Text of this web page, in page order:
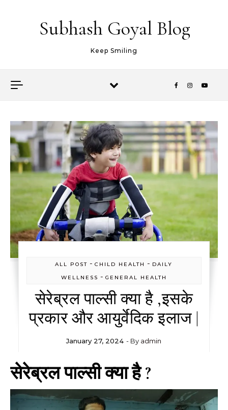
Subhash Goyal Blog
Keep Smiling
ALL POST -CHILD HEALTH - DAILY
WELLNESS - GENERAL HEALTH
सेरेब्रल पाल्सी क्या है ,इसके
प्रकार और आयुर्वेदिक इलाज |
January 27, 2024 - By admin
सेरेब्रल पाल्सी क्या है ?